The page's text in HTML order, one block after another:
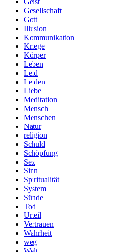
Geist
Gesellschaft
Gott
Illusion
Kommunikation
Kriege
Körper
Leben
Leid
Leiden
Liebe
Meditation
Mensch
Menschen
Natur
religion
Schuld
Schöpfung
Sex
Sinn
Spiritualität
System
Sünde
Tod
Urteil
Vertrauen
Wahrheit
weg